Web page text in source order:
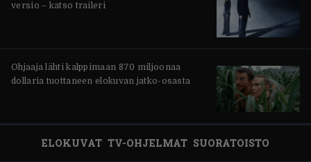
versio – katso traileri
Ohjaaja lähti kalppimaan 870 miljoonaa
dollaria tuottaneen elokuvan jatko-osasta
ELOKUVAT TV-OHJELMAT SUORATOISTO